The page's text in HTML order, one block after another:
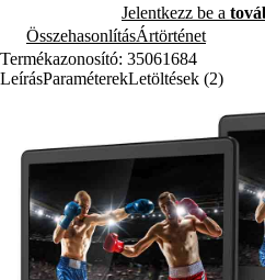
Jelentkezz be a
ÖsszehasonlításÁrtörténet
Termékazonosító: 35061684
LeírásParaméterekLetöltések (2)